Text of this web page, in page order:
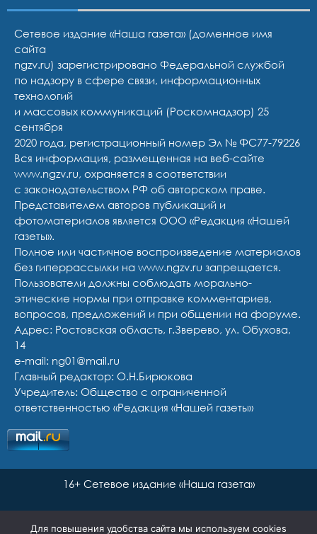
Сетевое издание «Наша газета» (доменное имя
сайта
ngzv.ru) зарегистрировано Федеральной службой
по надзору в сфере связи, информационных
технологий
и массовых коммуникаций (Роскомнадзор) 25
сентября
2020 года, регистрационный номер Эл № ФС77-79226
Вся информация, размещенная на веб-сайте
www.ngzv.ru, охраняется в соответствии
с законодательством РФ об авторском праве.
Представителем авторов публикаций и
фотоматериалов является ООО «Редакция «Нашей
газеты».
Полное или частичное воспроизведение материалов
без гиперрассылки на www.ngzv.ru запрещается.
Пользователи должны соблюдать морально-
этические нормы при отправке комментариев,
вопросов, предложений и при общении на форуме.
Адрес: Ростовская область, г.Зверево, ул. Обухова,
14
e-mail: ng01@mail.ru
Главный редактор: О.Н.Бирюкова
Учредитель: Общество с ограниченной
ответственностью «Редакция «Нашей газеты»
16+ Сетевое издание «Наша газета»
Для повышения удобства сайта мы используем cookies